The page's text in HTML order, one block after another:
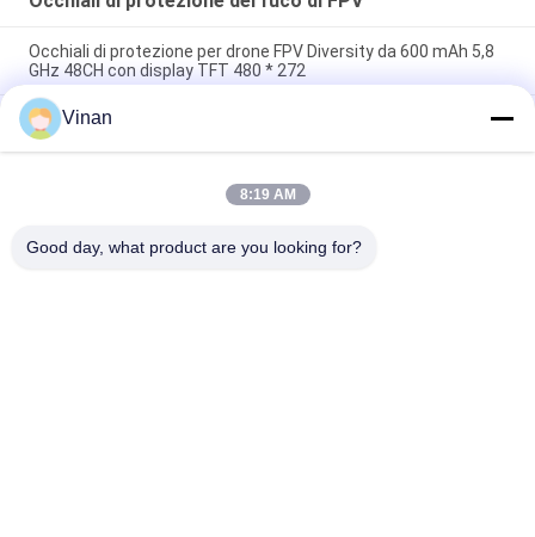
Occhiali di protezione per drone FPV Diversity da 600 mAh 5,8
GHz 48CH con display TFT 480 * 272
Mini TFT LCD a 2,7 pollici un migliore principiante di 5,8
gigahertz che corre gli occhiali di protezione 48 Channesl di
FPV
Grande cannocchiale 2,7" di FOV di TFT LCD monitor di 5.8Ghz
Vinan
8:19 AM
Good day, what product are you looking for?